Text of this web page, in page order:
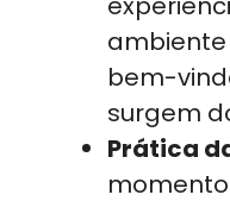
bem-
surgem
Prática